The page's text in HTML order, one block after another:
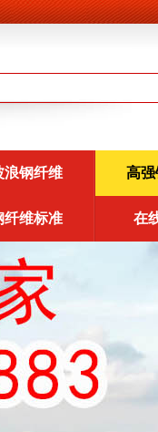
浪钢纤维 高
纤维标准 在